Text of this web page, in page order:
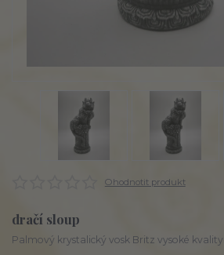
Ohodnotit produkt
dračí sloup
Palmový krystalický vosk Britz vysoké